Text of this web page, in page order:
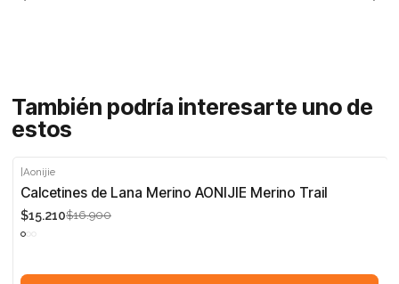
También podría interesarte uno de
estos
-10%
|Aonijie
Calcetines de Lana Merino AONIJIE Merino Trail
$15.210$16.900